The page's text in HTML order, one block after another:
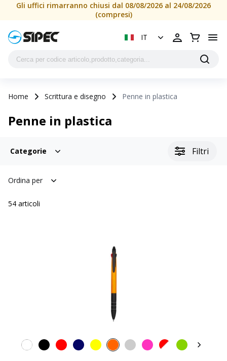
Gli uffici rimarranno chiusi dal 08/08/2026 al 24/08/2026
(compresi)
IT
Home Scrittura e disegno Penne in plastica
Penne in plastica
Categorie Filtri
Ordina per
54 articoli